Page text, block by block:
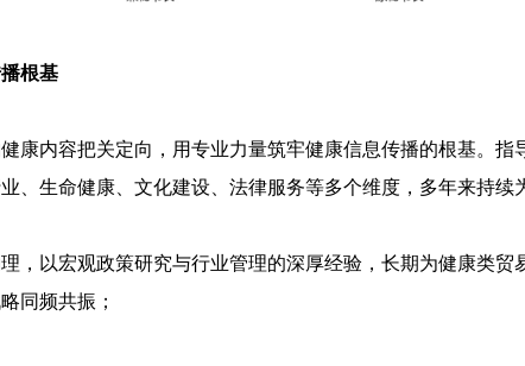
根基
康内容把关定向，用专业力量筑牢健康信息传播的根基。指
、生命健康、文化建设、法律服务等多个维度，多年来持续
，以宏观政策研究与行业管理的深厚经验，长期为健康类
同频共振；